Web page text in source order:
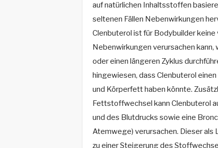
auf natürlichen Inhaltsstoffen
seltenen Fällen Nebenwirkungen
Clenbuterol ist für Bodybuilder keine
Nebenwirkungen verursachen kann,
oder einen längeren Zyklus
hingewiesen, dass Clenbuterol
und Körperfett haben könnte.
Fettstoffwechsel kann Clenbuterol
und des Blutdrucks sowie eine
Atemwege) verursachen. Dieser als
zu einer Steigerung des